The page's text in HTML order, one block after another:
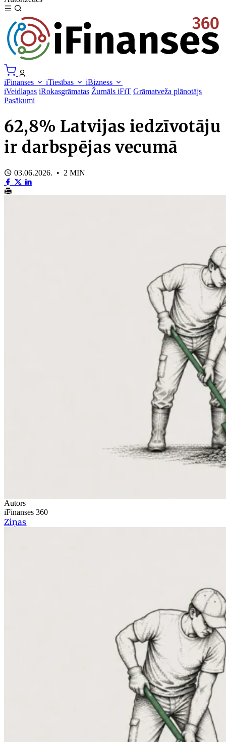
iFinanses iTiesības
iBizness
iVeidlapas iRokasgrāmatas Žurnāls iFiT Grāmatveža plānotājs
Pasākumi
62,8% Latvijas iedzīvotāju
ir darbspējas vecumā
03.06.2026. • 2 MIN
Autors
iFinanses 360
Ziņas